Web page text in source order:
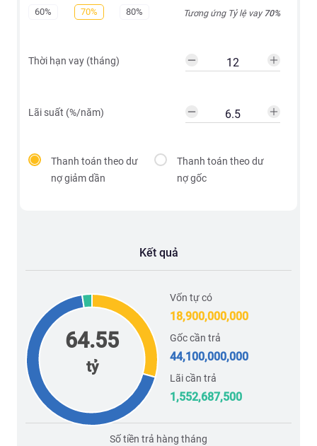
60% 70% 80% Tương ứng Tỷ lệ vay70%
Thời hạn vay (tháng)
Lãi suất (%/năm)
Thanh toán theo dư
nợ giảm dần
Thanh toán theo dư
nợ gốc
Kết quả
64.55
tỷ
Vốn tự có
18,900,000,000
Gốc cần trả
44,100,000,000
Lãi cần trả
1,552,687,500
Số tiền trả hàng tháng